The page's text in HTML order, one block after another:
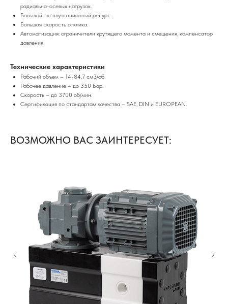
радиально-осевых нагрузок.
Большой эксплуатационный ресурс.
Большая скорость отклика.
Автоматизация: ограничители крутящего момента и смещения, компенсатор
давления.
Технические характеристики
Рабочий объем – 14-84,7 см3/об.
Рабочее давление – до 350 Бар.
Скорость – до 3700 об/мин.
Сертификация по стандартам качества – SAE, DIN и EUROPEAN.
ВОЗМОЖНО ВАС ЗАИНТЕРЕСУЕТ: